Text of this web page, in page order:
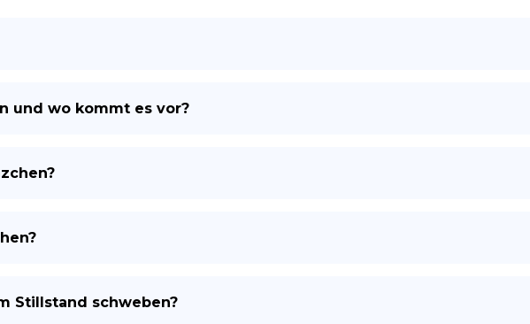
und wo kommt es vor?
Stillstand schweben?